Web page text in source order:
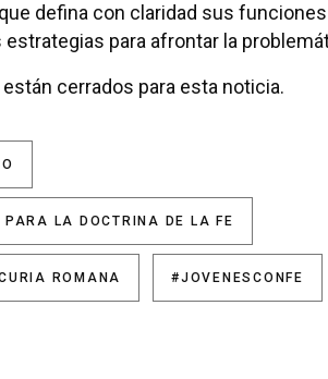
defina con claridad sus
para afrontar la
cerrados para esta noticia.
PARA LA DOCTRINA DE LA FE
ROMANA #JOVENESCONFE